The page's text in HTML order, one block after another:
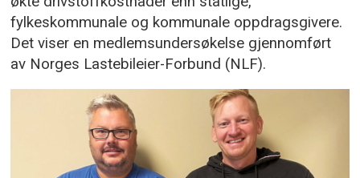
fylkeskommunale og kommunale oppdragsgivere.
Det viser en medlemsundersøkelse gjennomført
av Norges Lastebileier-Forbund (NLF).